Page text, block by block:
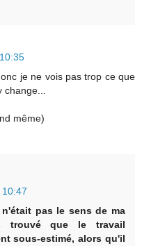
je ne vois pas trop ce que
même)
pas le sens de ma
trouvé que le travail
sous-estimé, alors qu'il